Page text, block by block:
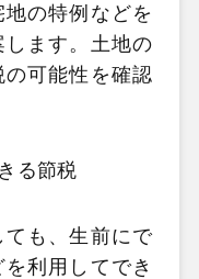
の特例などを
ます。土地の
可能性を確認
る節税
も、生前にで
利用してでき